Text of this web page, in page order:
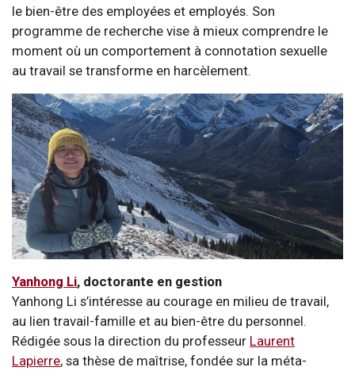
le bien-être des employées et employés. Son
programme de recherche vise à mieux comprendre le
moment où un comportement à connotation sexuelle
au travail se transforme en harcèlement.
Yanhong Li, doctorante en gestion
Yanhong Li s’intéresse au courage en milieu de travail,
au lien travail-famille et au bien-être du personnel.
Rédigée sous la direction du professeur Laurent
Lapierre, sa thèse de maîtrise, fondée sur la méta-